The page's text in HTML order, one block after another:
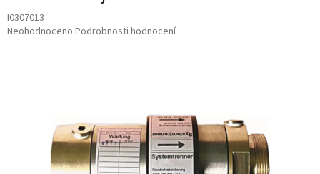
I0307013
Průměrné
Neohodnoceno Podrobnosti hodnocení